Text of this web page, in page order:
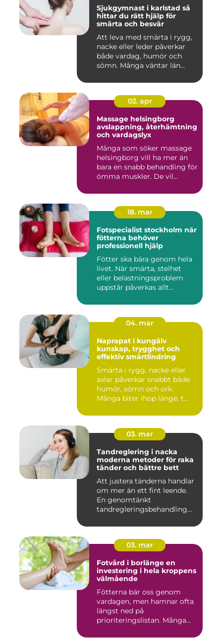
Sjukgymnast i karlstad så
hittar du rätt hjälp för
smärta och besvär
Att leva med smärta i rygg,
nacke eller leder påverkar
både vardag, humör och
sömn. Många väntar län...
02. apr
Massage helsingborg
avslappning, återhämtning
och vardagslyx
Många som söker massage
helsingborg vill ha mer än
bara en snabb behandling för
ömma muskler. De vil...
18. mar
Fotspecialist stockholm när
fötterna behöver
professionell hjälp
Fötter ska bära genom hela
livet. När smärta, stelhet
eller belastningsproblem
uppstår påverkas allt...
04. mar
Naprapat i kungälv
kunskap, trygghet och
effektiv smärtlindring
Smärta i rygg, nacke eller
axlar påverkar snabbt både
humör, sömn och ork.
Många biter ihop länge, t...
03. mar
Tandreglering i nacka
moderna metoder för raka
tänder och bättre bett
Att justera tänderna handlar
om mer än ett fint leende.
En genomtänkt
tandregleringsbehandling
03. mar
Fotvård i borlänge en
investering i hela kroppens
välmående
Fötterna bär oss genom
vardagen, men hamnar ofta
längst ned på
prioriteringslistan. Många